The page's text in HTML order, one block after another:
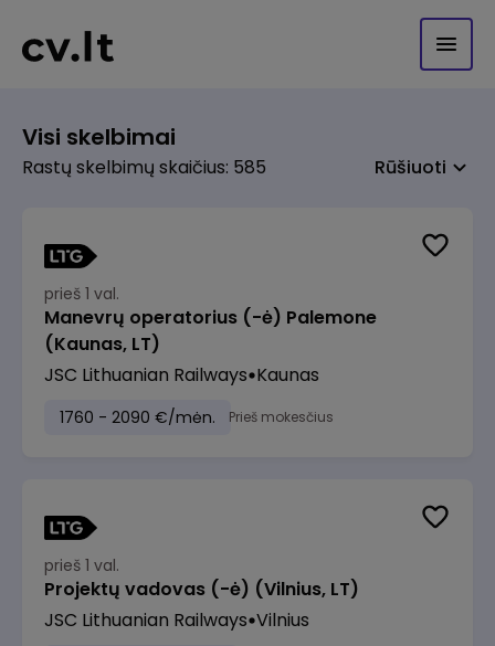
Visi skelbimai
Rastų skelbimų skaičius: 585 Rūšiuoti
prieš 1 val.
Manevrų operatorius (-ė) Palemone
(Kaunas, LT)
JSC Lithuanian Railways Kaunas
1760 - 2090 €/mėn. Prieš mokesčius
prieš 1 val.
Projektų vadovas (-ė) (Vilnius, LT)
JSC Lithuanian Railways Vilnius